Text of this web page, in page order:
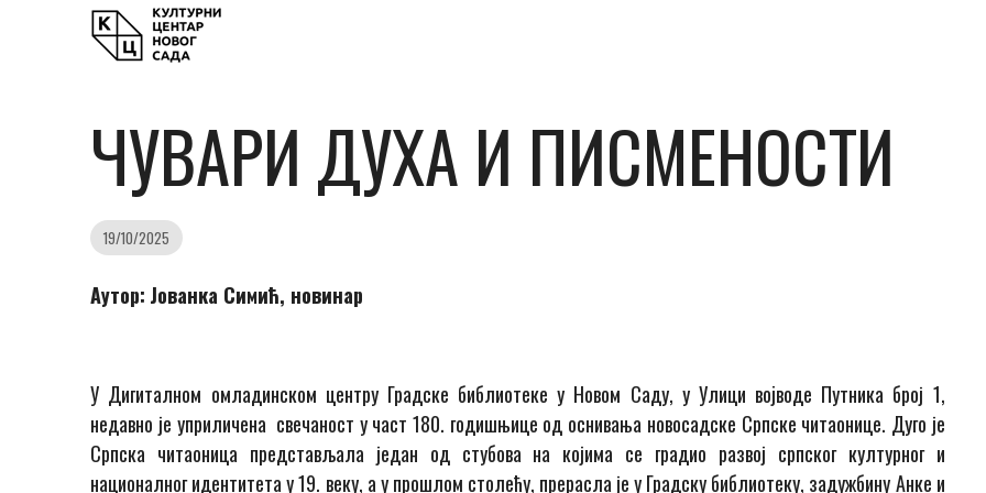
ЧУВАРИ ДУХА И ПИСМЕНОСТИ
19/10/2025
Аутор: Јованка Симић, новинар
У Дигиталном омладинском центру Градске библиотеке у Новом Саду, у Улици вojвoдe Путникa број 1,
недавно је уприличена свечаност у част 180. годишњице од оснивања новосадске Српске читаонице. Дуго је
Српска читаоница представљала један од стубова на којима се градио развој српског културног и
националног идентитета у 19. веку, а у прошлом столећу, прерасла је у Градску библиотеку, задужбину Анке и